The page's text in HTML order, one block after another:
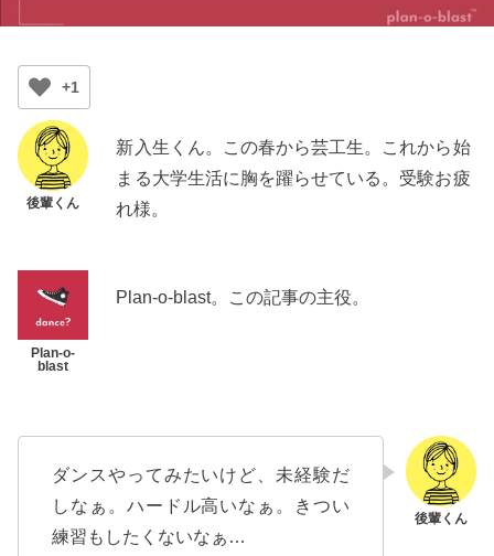
+1
新入生くん。この春から芸工生。これから始
まる大学生活に胸を躍らせている。受験お疲
れ様。
Plan-o-blast。この記事の主役。
ダンスやってみたいけど、未経験だ
しなぁ。ハードル高いなぁ。きつい
練習もしたくないなぁ…